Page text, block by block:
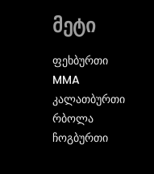
მეტი
ᲤᲔᲮᲑᲣᲠᲗᲘ
MMA
ᲙᲐᲚᲐᲗᲑᲣᲠᲗᲘ
ᲠᲑᲝᲚᲐ
ᲩᲝᲒᲑᲣᲠᲗᲘ